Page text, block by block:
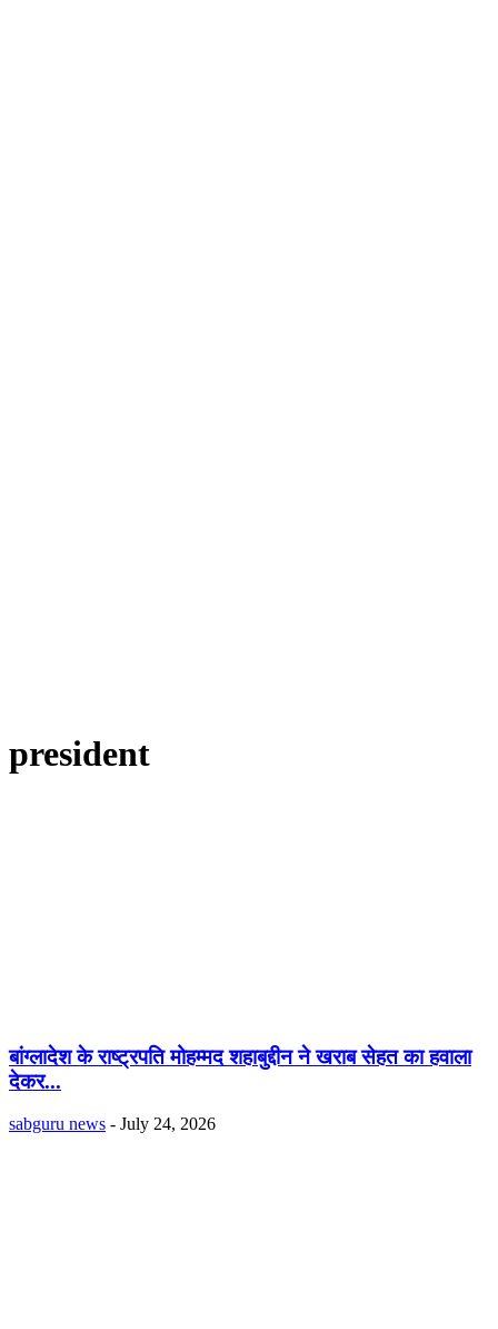
president
बांग्लादेश के राष्ट्रपति मोहम्मद शहाबुद्दीन ने खराब सेहत का हवाला
देकर...
sabguru news - July 24, 2026